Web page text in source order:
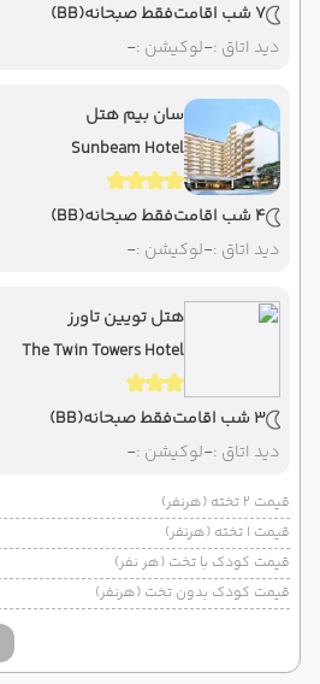
7 شب اقامت فقط صبحانه(BB)
دید اتاق :-لوکیشن :-
سان بیم هتل
Sunbeam Hotel
4 شب اقامت فقط صبحانه(BB)
دید اتاق :-لوکیشن :-
هتل تویین تاورز
The Twin Towers Hotel
3 شب اقامت فقط صبحانه(BB)
دید اتاق :-لوکیشن :-
قیمت 2 تخته (هرنفر)
قیمت 1 تخته (هرنفر)
قیمت کودک با تخت (هر نفر)
قیمت کودک بدون تخت (هرنفر)